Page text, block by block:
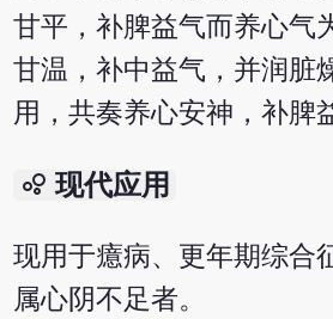
甘平，补脾益气而养心气
甘温，补中益气，并润脏
用，共奏养心安神，补脾
bubble_chart 现代应用
现用于癔病、更年期综合
属心阴不足者。